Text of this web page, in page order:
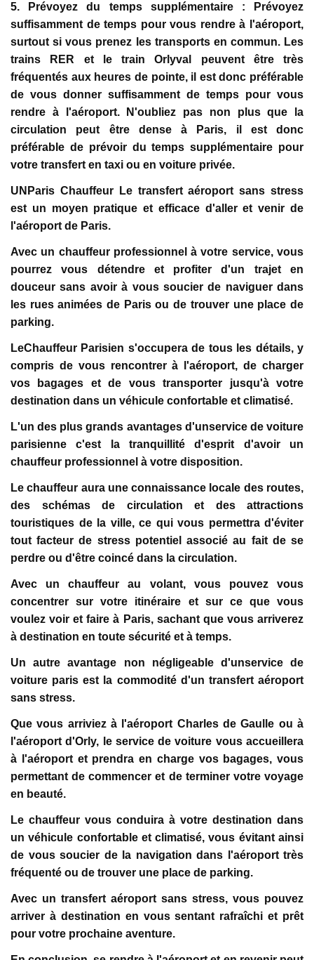
5. Prévoyez du temps supplémentaire : Prévoyez
suffisamment de temps pour vous rendre à l'aéroport,
surtout si vous prenez les transports en commun. Les
trains RER et le train Orlyval peuvent être très
fréquentés aux heures de pointe, il est donc préférable
de vous donner suffisamment de temps pour vous
rendre à l'aéroport. N'oubliez pas non plus que la
circulation peut être dense à Paris, il est donc
préférable de prévoir du temps supplémentaire pour
votre transfert en taxi ou en voiture privée.
UNParis Chauffeur Le transfert aéroport sans stress
est un moyen pratique et efficace d'aller et venir de
l'aéroport de Paris.
Avec un chauffeur professionnel à votre service, vous
pourrez vous détendre et profiter d'un trajet en
douceur sans avoir à vous soucier de naviguer dans
les rues animées de Paris ou de trouver une place de
parking.
LeChauffeur Parisien s'occupera de tous les détails, y
compris de vous rencontrer à l'aéroport, de charger
vos bagages et de vous transporter jusqu'à votre
destination dans un véhicule confortable et climatisé.
L'un des plus grands avantages d'unservice de voiture
parisienne c'est la tranquillité d'esprit d'avoir un
chauffeur professionnel à votre disposition.
Le chauffeur aura une connaissance locale des routes,
des schémas de circulation et des attractions
touristiques de la ville, ce qui vous permettra d'éviter
tout facteur de stress potentiel associé au fait de se
perdre ou d'être coincé dans la circulation.
Avec un chauffeur au volant, vous pouvez vous
concentrer sur votre itinéraire et sur ce que vous
voulez voir et faire à Paris, sachant que vous arriverez
à destination en toute sécurité et à temps.
Un autre avantage non négligeable d'unservice de
voiture paris est la commodité d'un transfert aéroport
sans stress.
Que vous arriviez à l'aéroport Charles de Gaulle ou à
l'aéroport d'Orly, le service de voiture vous accueillera
à l'aéroport et prendra en charge vos bagages, vous
permettant de commencer et de terminer votre voyage
en beauté.
Le chauffeur vous conduira à votre destination dans
un véhicule confortable et climatisé, vous évitant ainsi
de vous soucier de la navigation dans l'aéroport très
fréquenté ou de trouver une place de parking.
Avec un transfert aéroport sans stress, vous pouvez
arriver à destination en vous sentant rafraîchi et prêt
pour votre prochaine aventure.